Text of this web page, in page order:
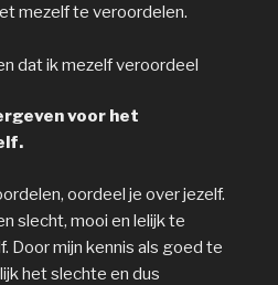
mezelf te veroordelen.
dat ik mezelf veroordeel
voor het
oordeel je over jezelf.
slecht, mooi en lelijk te
Door mijn kennis als goed te
het slechte en dus